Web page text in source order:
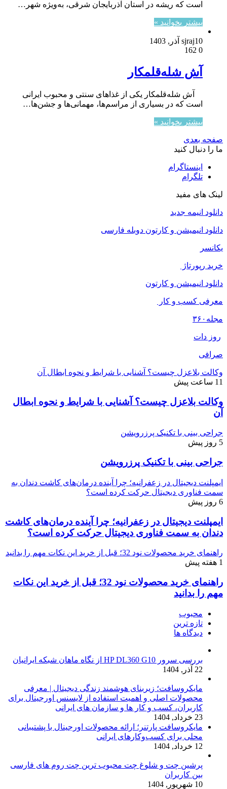
است که ریشه در استان آذربایجان شرقی، به‌ویژه شهر…
بیشتر بخوانید »
sjraj10 آذر, 1403
0
آش شله‌قلمکار
آش شله‌قلمکار یکی از غذاهای سنتی و محبوب ایرانی
است که در بسیاری از مراسم‌ها، مهمانی‌ها و جشن‌ها…
بیشتر بخوانید »
صفحه بعدی
ما را دنبال کنید
اینستاگرام
تلگرام
لینک های مفید
دانلود انیمه جدید
دانلود انیمیشن و کارتون دوبله فارسی
یکانسر
خرید رپورتاژ
دانلود انیمیشن و کارتون
معرفی کسب و کار
مجله ۳۶۰
روز دات
صرافی
وکالت بلاعزل چیست؟ آشنایی با شرایط و نحوه ابطال آن
11 ساعت پیش
وکالت بلاعزل چیست؟ آشنایی با شرایط و نحوه ابطال
آن
جراحی بینی با تکنیک پرزرویشن
5 روز پیش
جراحی بینی با تکنیک پرزرویشن
ایمپلنت دیجیتال در زعفرانیه؛ چرا آینده درمان‌های کاشت دندان به
سمت فناوری دیجیتال حرکت کرده است؟
6 روز پیش
ایمپلنت دیجیتال در زعفرانیه؛ چرا آینده درمان‌های کاشت
دندان به سمت فناوری دیجیتال حرکت کرده است؟
راهنمای خرید محصولات نود 32؛ قبل از خرید این نکات مهم را بدانید
1 هفته پیش
راهنمای خرید محصولات نود 32؛ قبل از خرید این نکات
مهم را بدانید
محبوب
تازه ترین
دیدگاه ها
بررسی سرور HP DL360 G10 از نگاه ماهان شبکه ایرانیان
22 آذر, 1404
مایکروسافت؛ زیربنای هوشمند زندگی دیجیتال | معرفی
محصولات اصلی و اهمیت استفاده از لایسنس اورجینال برای
کاربران، کسب و کار ها و سازمان های ایرانی
23 خرداد, 1404
مایکروسافت پارتنر؛ ارائه محصولات اورجینال با پشتیبانی
محلی برای کسب‌وکارهای ایرانی
12 خرداد, 1404
پرشین چت و شلوغ چت محبوب ترین چت روم های فارسی
بین کاربران
10 شهریور, 1404